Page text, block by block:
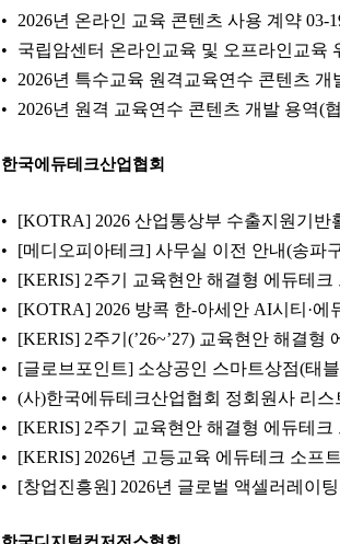
2026년 온라인 교육 콘텐츠 사용 계약 03-
국립암센터 온라인교육 및 오프라인교육
2026년 특수교육 원격교육연수 콘텐츠 개
2026년 원격 교육연수 콘텐츠 개발 용역(
한국에듀테크산업협회
[KOTRA] 2026 산업통상부 수출지원기
[메디오피아테크] 사무실 이전 안내(송파
[KERIS] 2주기 교육현안 해결형 에듀테
[KOTRA] 2026 방콕 한-아세안 AI시티·
[KERIS] 2주기(’26~’27) 교육현안 해결
[글로브포인트] 소상공인 스마트상점(태
(사)한국에듀테크산업협회 정회원사 리스
[KERIS] 2주기 교육현안 해결형 에듀테
[KERIS] 2026년 고등교육 에듀테크 소프
[창업진흥원] 2026년 글로벌 액셀러레이